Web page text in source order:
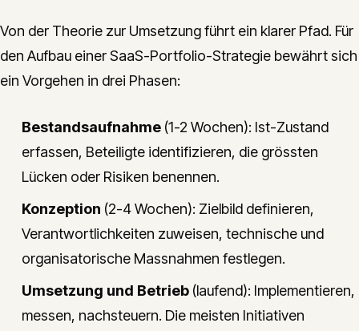
Von der Theorie zur Umsetzung führt ein klarer Pfad. Für
den Aufbau einer SaaS-Portfolio-Strategie bewährt sich
ein Vorgehen in drei Phasen:
Bestandsaufnahme (1-2 Wochen): Ist-Zustand
erfassen, Beteiligte identifizieren, die grössten
Lücken oder Risiken benennen.
Konzeption (2-4 Wochen): Zielbild definieren,
Verantwortlichkeiten zuweisen, technische und
organisatorische Massnahmen festlegen.
Umsetzung und Betrieb (laufend): Implementieren,
messen, nachsteuern. Die meisten Initiativen